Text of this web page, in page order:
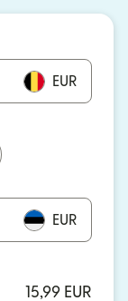
EUR
EUR
15,99 EUR